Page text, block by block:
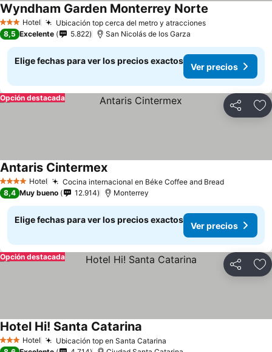
3 Estrellas
Hotel Ubicación top cerca del metro y atracciones
Wyndham Garden Monterrey Norte
8,5 Excelente 5.822 San Nicolás de los Garza
Elige fechas para ver los precios exactos
Ver precios
Compartir
Opción destacada
4 EstrellasHotel Cocina internacional en Béke Coffee and Bread
Antaris Cintermex
8,4 Muy bueno 12.914 Monterrey
Elige fechas para ver los precios exactos
Ver precios
Compartir
Opción destacada
3 Estrellas
Hotel Ubicación top en Santa Catarina
Hotel Hi! Santa Catarina